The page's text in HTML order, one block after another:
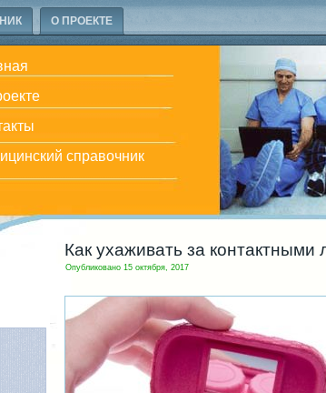
О ПРОЕКТЕ
справочник
Как ухаживать за контактными
Опубликовано 15 октября, 2017